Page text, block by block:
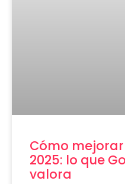
Cómo mejorar
2025: lo que
valora